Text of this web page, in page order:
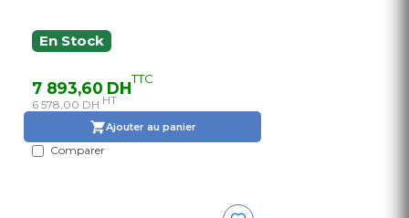
En Stock
7 893,60 DHTTC
6 578,00 DH HT
Ajouter au panier
Comparer